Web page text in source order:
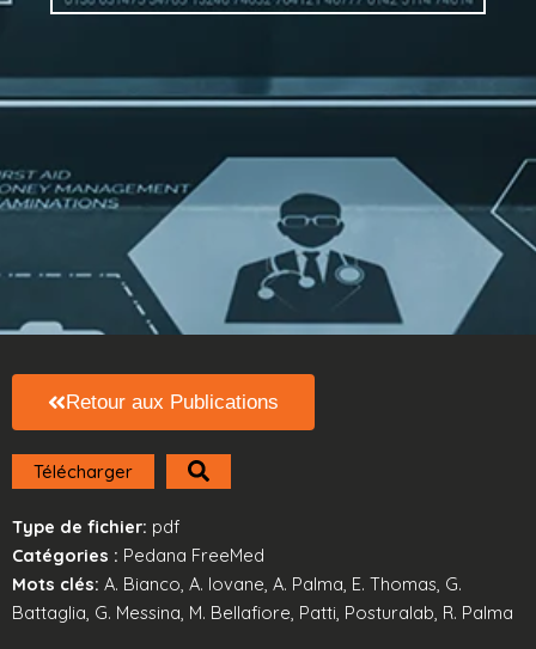
Retour aux Publications
Télécharger
Type de fichier: pdf
Catégories : Pedana FreeMed
Mots clés: A. Bianco, A. Iovane, A. Palma, E. Thomas, G.
Battaglia, G. Messina, M. Bellafiore, Patti, Posturalab, R. Palma